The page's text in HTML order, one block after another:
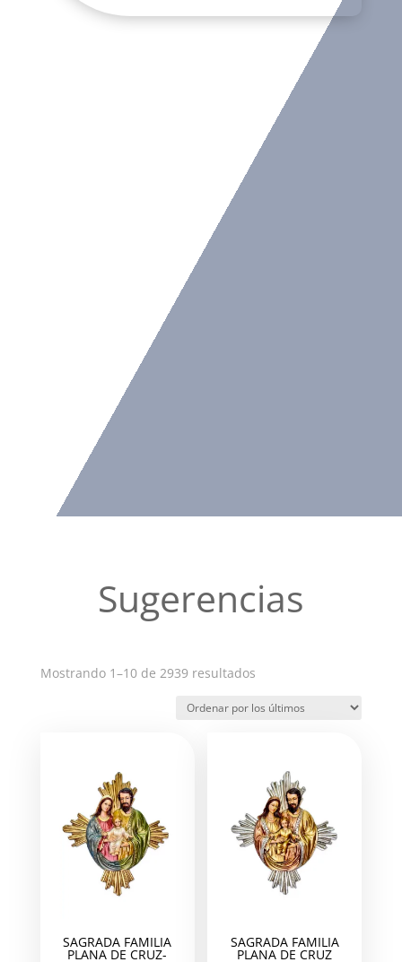
Sugerencias
Mostrando 1–10 de 2939 resultadosOrdenado
los
SAGRADA FAMILIA
PLANA DE CRUZ-
SAGRADA FAMILIA
PLANA DE CRUZ